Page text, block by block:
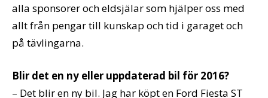
alla sponsorer och eldsjälar som hjälper oss med
allt från pengar till kunskap och tid i garaget och
på tävlingarna.
Blir det en ny eller uppdaterad bil för 2016?
– Det blir en ny bil. Jag har köpt en Ford Fiesta ST